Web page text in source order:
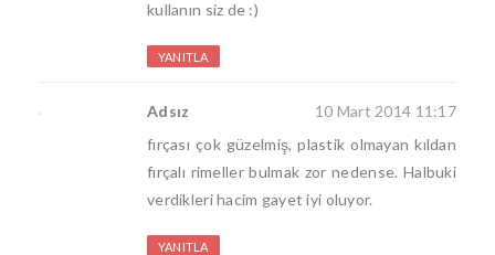
kullanın siz de :)
YANITLA
Adsız
10 Mart 2014 11:17
fırçası çok güzelmiş, plastik olmayan kıldan
fırçalı rimeller bulmak zor nedense. Halbuki
verdikleri hacim gayet iyi oluyor.
YANITLA